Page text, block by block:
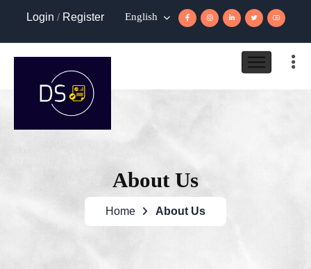
Login / Register English
About Us
Home About Us